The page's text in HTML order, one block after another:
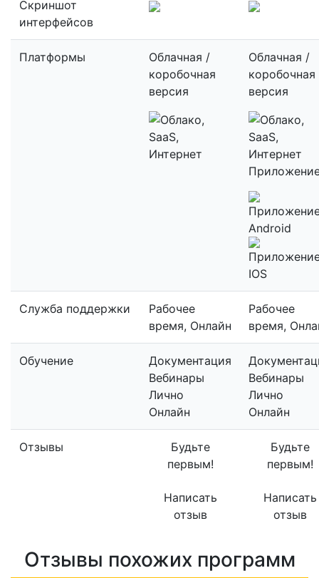
Скриншот
интерфейсов
Платформы
Облачная /
коробочная
версия
Облачная /
коробочная
версия
Служба поддержки
Рабочее
время, Онлайн
Рабочее
время,
Обучение
Документация
Вебинары
Лично
Онлайн
Вебинары
Лично
Онлайн
Отзывы
Будьте
первым!
Написать
отзыв
Будьте
первым!
Написать
отзыв
Отзывы похожих программ